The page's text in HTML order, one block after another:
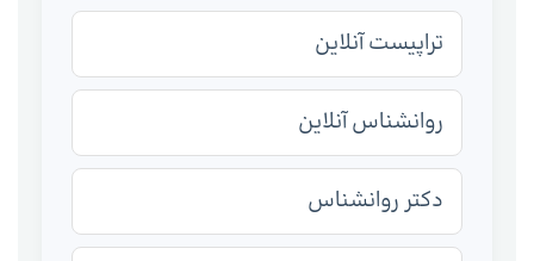
تراپیست آنلاین
روانشناس آنلاین
دکتر روانشناس